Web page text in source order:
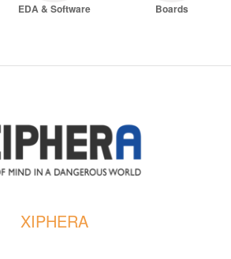
EDA & Software Boards
XIPHERA